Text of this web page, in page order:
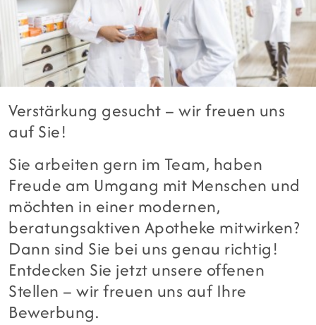
Verstärkung gesucht – wir freuen uns
auf Sie!
Sie arbeiten gern im Team, haben
Freude am Umgang mit Menschen und
möchten in einer modernen,
beratungsaktiven Apotheke mitwirken?
Dann sind Sie bei uns genau richtig!
Entdecken Sie jetzt unsere offenen
Stellen – wir freuen uns auf Ihre
Bewerbung.